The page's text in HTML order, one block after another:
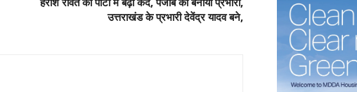
उत्तराखंड के प्रभारी देवेंद्र यादव बने,